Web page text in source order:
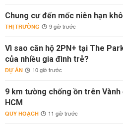
Chung cư đến mốc niên hạn
THỊ TRƯỜNG 9 giờ trước
Vì sao căn hộ 2PN+ tại The
của nhiều gia đình trẻ?
DỰ ÁN 10 giờ trước
9 km tường chống ồn trên
HCM
QUY HOẠCH 11 giờ trước